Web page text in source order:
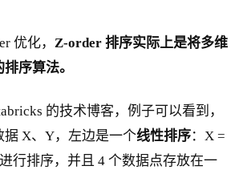
优化， Z-order 排序实际上是将多维
序算法。
的技术博客，例子可以看到，
X、Y，左边是一个线性排序：X =
行排序，并且 4 个数据点存放在一